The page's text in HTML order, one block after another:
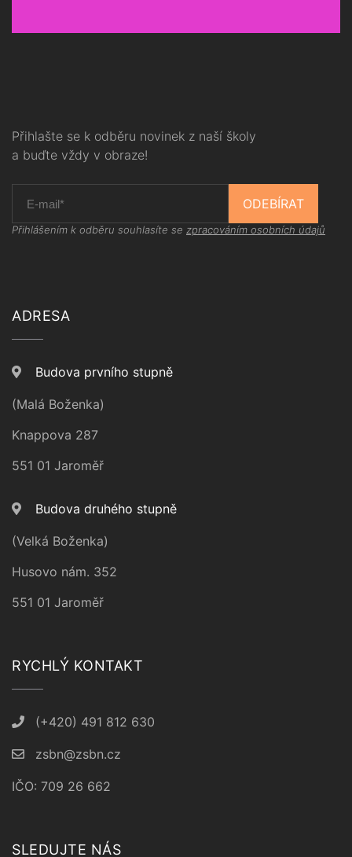
Přihlašte se k odběru novinek z naší školy
a buďte vždy v obraze!
ODEBÍRAT
Přihlášením k odběru souhlasíte se zpracováním osobních údajů
ADRESA
Budova prvního stupně
(Malá Boženka)
Knappova 287
551 01 Jaroměř
Budova druhého stupně
(Velká Boženka)
Husovo nám. 352
551 01 Jaroměř
RYCHLÝ KONTAKT
(+420) 491 812 630
zsbn@zsbn.cz
IČO: 709 26 662
SLEDUJTE NÁS